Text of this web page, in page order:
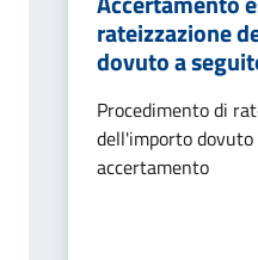
rateizzazione
dovuto a
Procedimento di
dell'importo dovuto
accertamento